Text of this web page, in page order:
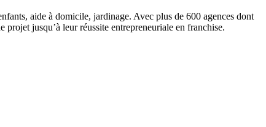
aide à domicile, jardinage. Avec plus de 600 agences dont
jusqu’à leur réussite entrepreneuriale en franchise.